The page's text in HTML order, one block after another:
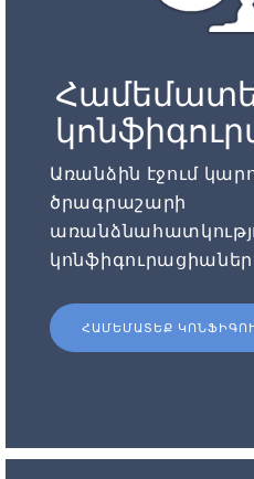
Առանձին էջում
ծրագրաշարի
ՀԱՄԵՄԱՏԵՔ